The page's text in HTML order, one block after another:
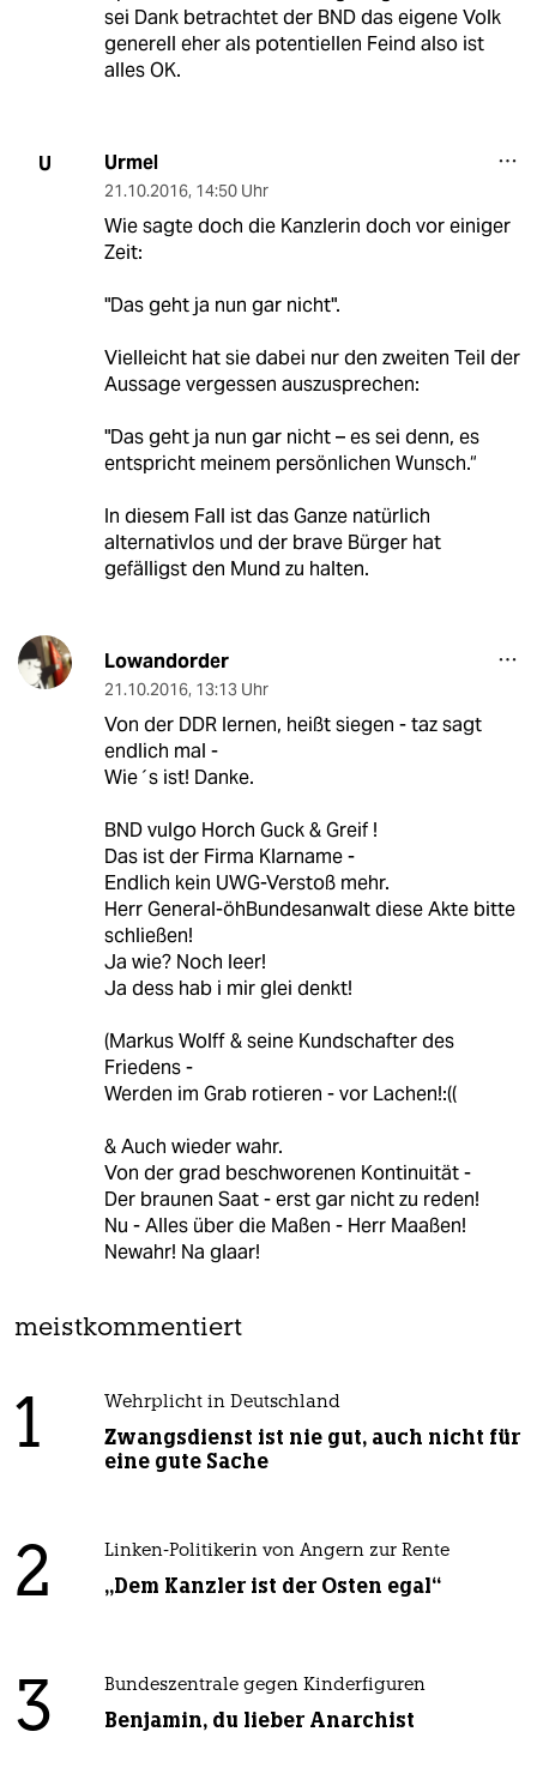
sei Dank betrachtet der BND das eigene Volk
generell eher als potentiellen Feind also ist
alles OK.
U Urmel
21.10.2016, 14:50 Uhr
Wie sagte doch die Kanzlerin doch vor einiger
Zeit:
"Das geht ja nun gar nicht".
Vielleicht hat sie dabei nur den zweiten Teil der
Aussage vergessen auszusprechen:
"Das geht ja nun gar nicht – es sei denn, es
entspricht meinem persönlichen Wunsch.“
In diesem Fall ist das Ganze natürlich
alternativlos und der brave Bürger hat
gefälligst den Mund zu halten.
Lowandorder
21.10.2016, 13:13 Uhr
Von der DDR lernen, heißt siegen - taz sagt
endlich mal -
Wie´s ist! Danke.
BND vulgo Horch Guck & Greif !
Das ist der Firma Klarname -
Endlich kein UWG-Verstoß mehr.
Herr General-öhBundesanwalt diese Akte bitte
schließen!
Ja wie? Noch leer!
Ja dess hab i mir glei denkt!
(Markus Wolff & seine Kundschafter des
Friedens -
Werden im Grab rotieren - vor Lachen!:((
& Auch wieder wahr.
Von der grad beschworenen Kontinuität -
Der braunen Saat - erst gar nicht zu reden!
Nu - Alles über die Maßen - Herr Maaßen!
Newahr! Na glaar!
meistkommentiert
1 Wehrplicht in Deutschland
Zwangsdienst ist nie gut, auch nicht für
eine gute Sache
2 Linken-Politikerin von Angern zur Rente
„Dem Kanzler ist der Osten egal“
3 Bundeszentrale gegen Kinderfiguren
Benjamin, du lieber Anarchist